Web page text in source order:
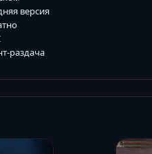
версия
раздача